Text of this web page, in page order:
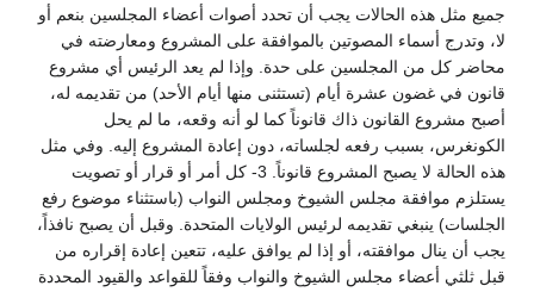
جميع مثل هذه الحالات يجب أن تحدد أصوات أعضاء المجلسين بنعم أو
لا، وتدرج أسماء المصوتين بالموافقة على المشروع ومعارضته في
محاضر كل من المجلسين على حدة. وإذا لم يعد الرئيس أي مشروع
قانون في غضون عشرة أيام (تستثنى منها أيام الأحد) من تقديمه له،
أصبح مشروع القانون ذاك قانوناً كما لو أنه وقعه، ما لم يحل
الكونغرس، بسبب رفعه لجلساته، دون إعادة المشروع إليه. وفي مثل
هذه الحالة لا يصبح المشروع قانوناً. 3- كل أمر أو قرار أو تصويت
يستلزم موافقة مجلس الشيوخ ومجلس النواب (باستثناء موضوع رفع
الجلسات) ينبغي تقديمه لرئيس الولايات المتحدة. وقبل أن يصبح نافذاً،
يجب أن ينال موافقته، أو إذا لم يوافق عليه، تتعين إعادة إقراره من
قبل ثلثي أعضاء مجلس الشيوخ والنواب وفقاً للقواعد والقيود المحددة